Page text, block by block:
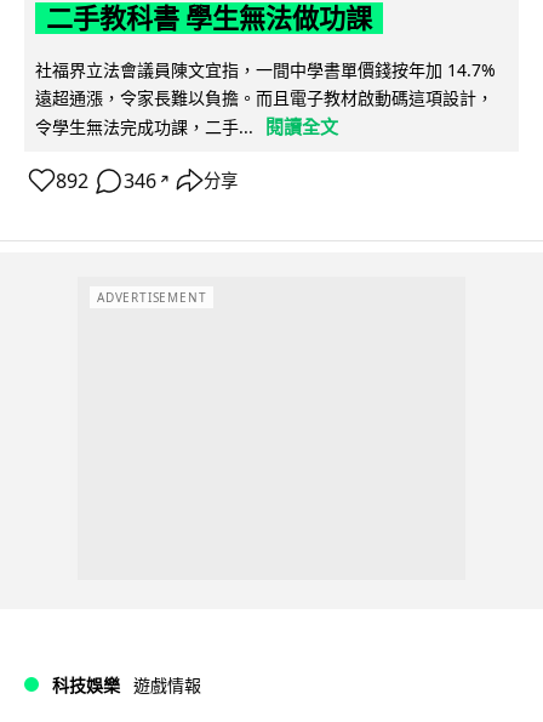
二手教科書 學生無法做功課
社福界立法會議員陳文宜指，一間中學書單價錢按年加 14.7%
遠超通漲，令家長難以負擔。而且電子教材啟動碼這項設計，
令學生無法完成功課，二手...
閱讀全文
892 346 ↗ 分享
ADVERTISEMENT
科技娛樂 遊戲情報